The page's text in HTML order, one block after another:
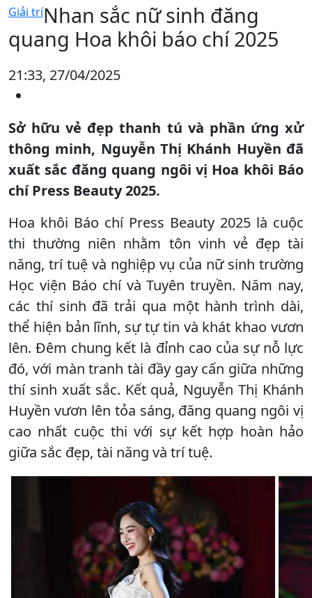
Giải tríNhan sắc nữ sinh đăng
quang Hoa khôi báo chí 2025
21:33, 27/04/2025
Sở hữu vẻ đẹp thanh tú và phần ứng xử
thông minh, Nguyễn Thị Khánh Huyền đã
xuất sắc đăng quang ngôi vị Hoa khôi Báo
chí Press Beauty 2025.
Hoa khôi Báo chí Press Beauty 2025 là cuộc
thi thường niên nhằm tôn vinh vẻ đẹp tài
năng, trí tuệ và nghiệp vụ của nữ sinh trường
Học viện Báo chí và Tuyên truyền. Năm nay,
các thí sinh đã trải qua một hành trình dài,
thể hiện bản lĩnh, sự tự tin và khát khao vươn
lên. Đêm chung kết là đỉnh cao của sự nỗ lực
đó, với màn tranh tài đầy gay cấn giữa những
thí sinh xuất sắc. Kết quả, Nguyễn Thị Khánh
Huyền vươn lên tỏa sáng, đăng quang ngôi vị
cao nhất cuộc thi với sự kết hợp hoàn hảo
giữa sắc đẹp, tài năng và trí tuệ.